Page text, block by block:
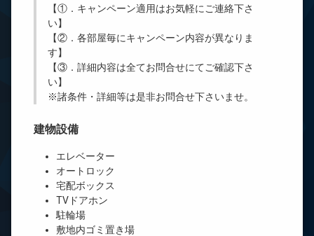
【①．キャンペーン適用はお気軽にご連絡下さ
い】
【②．各部屋毎にキャンペーン内容が異なりま
す】
【③．詳細内容は全てお問合せにてご確認下さ
い】
※諸条件・詳細等は是非お問合せ下さいませ。
建物設備
エレベーター
オートロック
宅配ボックス
TVドアホン
駐輪場
敷地内ゴミ置き場